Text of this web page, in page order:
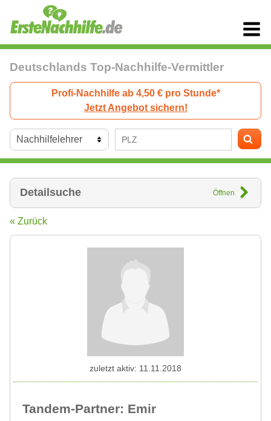
Deutschlands Top-Nachhilfe-Vermittler
Profi-Nachhilfe ab 4,50 € pro Stunde*
Jetzt Angebot sichern!
Detailsuche Öffnen
« Zurück
Tandem-Partner: Emir
zuletzt aktiv: 11.11.2018